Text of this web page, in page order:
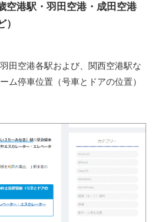
空港駅・羽田空港・成田空港
）
田空港各駅および、関西空港駅な
ム停車位置（号車とドアの位置）